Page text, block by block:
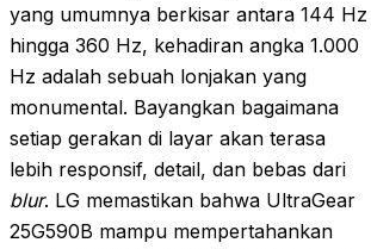
yang umumnya berkisar antara 144 Hz
hingga 360 Hz, kehadiran angka 1.000
Hz adalah sebuah lonjakan yang
monumental. Bayangkan bagaimana
setiap gerakan di layar akan terasa
lebih responsif, detail, dan bebas dari
blur. LG memastikan bahwa UltraGear
25G590B mampu mempertahankan